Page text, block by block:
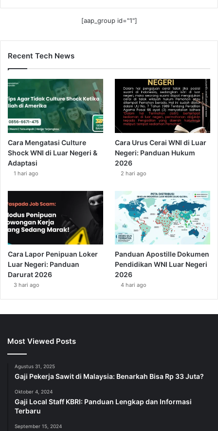
[aap_group id="1"]
Recent Tech News
Cara Mengatasi Culture
Shock WNI di Luar Negeri &
Adaptasi
1 hari ago
Cara Urus Cerai WNI di Luar
Negeri: Panduan Hukum
2026
2 hari ago
Cara Lapor Penipuan Loker
Luar Negeri: Panduan
Darurat 2026
3 hari ago
Panduan Apostille Dokumen
Pendidikan WNI Luar Negeri
2026
4 hari ago
Most Viewed Posts
Agustus 31, 2025
Gaji Pekerja Sawit di Malaysia: Benarkah Bisa Rp 33 Juta?
Oktober 4, 2024
Gaji Local Staff KBRI: Panduan Lengkap dan Informasi
Terbaru
September 15, 2024